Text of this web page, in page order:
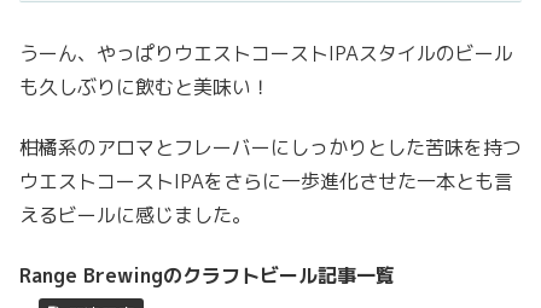
うーん、やっぱりウエストコーストIPAスタイルのビール
も久しぶりに飲むと美味い！
柑橘系のアロマとフレーバーにしっかりとした苦味を持つ
ウエストコーストIPAをさらに一歩進化させた一本とも言
えるビールに感じました。
Range Brewingのクラフトビール記事一覧